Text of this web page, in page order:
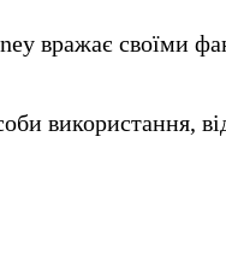
вражає своїми
використання,